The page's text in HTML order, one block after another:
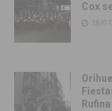
Cox
18/
Rufina